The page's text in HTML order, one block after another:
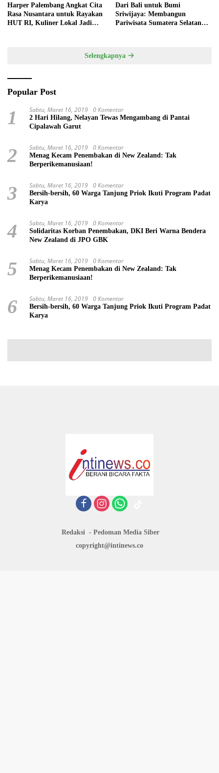
Harper Palembang Angkat Cita
Rasa Nusantara untuk Rayakan
HUT RI, Kuliner Lokal Jadi
Dari Bali untuk Bumi
Sriwijaya: Membangun
Pariwisata Sumatera Selatan
Selengkapnya
Popular Post
1 Sabtu, Maret 16, 2019 0 Komentar
2 Hari Hilang, Nelayan Tewas Mengambang di Pantai
Cipalawah Garut
2 Sabtu, Maret 16, 2019 0 Komentar
Menag Kecam Penembakan di New Zealand: Tak
Berperikemanusiaan!
3 Sabtu, Maret 16, 2019 0 Komentar
Bersih-bersih, 60 Warga Tanjung Priok Ikuti Program Padat
Karya
4 Sabtu, Maret 16, 2019 0 Komentar
Solidaritas Korban Penembakan, DKI Beri Warna Bendera
New Zealand di JPO GBK
5 Sabtu, Maret 16, 2019 0 Komentar
Menag Kecam Penembakan di New Zealand: Tak
Berperikemanusiaan!
6 Sabtu, Maret 16, 2019 0 Komentar
Bersih-bersih, 60 Warga Tanjung Priok Ikuti Program Padat
Karya
Redaksi
Pedoman Media Siber
copyright@intinews.co